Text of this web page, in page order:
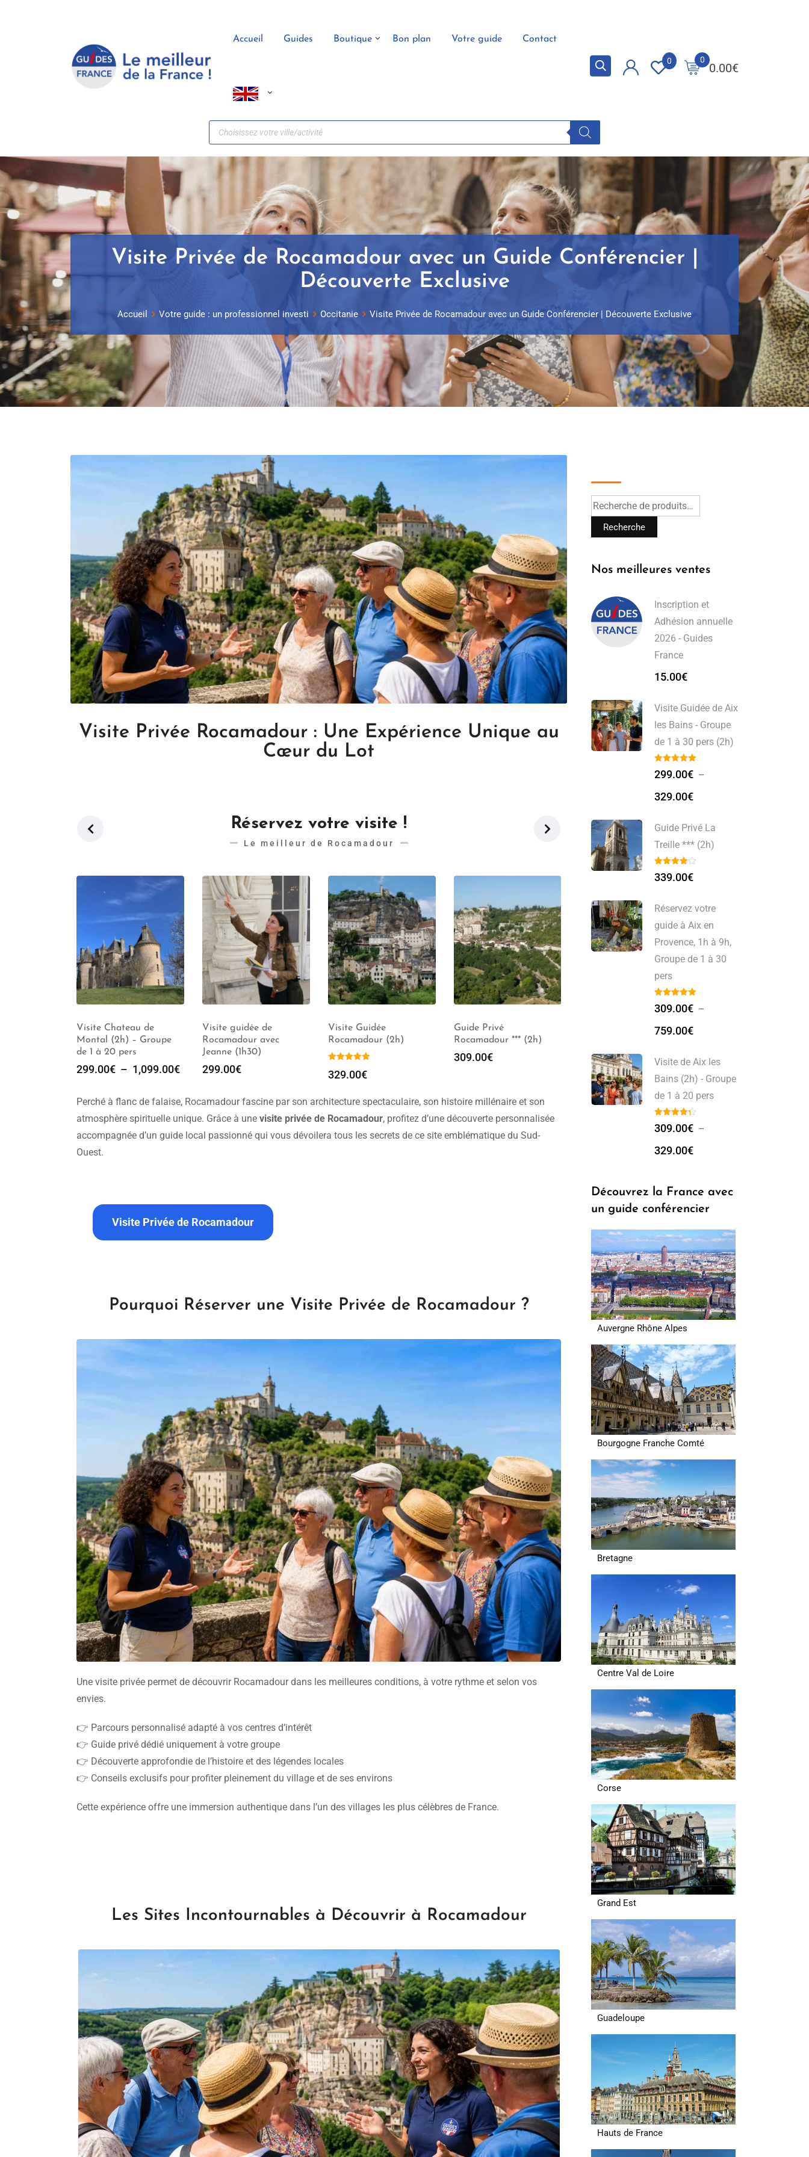
Accueil Guides Boutique Bon plan Votre guide Contact
0.00€
0
0
Visite Privée de Rocamadour avec un Guide Conférencier |
Découverte Exclusive
Accueil Votre guide : un professionnel investi Occitanie Visite Privée de Rocamadour avec un Guide Conférencier | Découverte Exclusive
Visite Privée Rocamadour : Une Expérience Unique au
Cœur du Lot
Réservez votre visite !
Le meilleur de Rocamadour
Visite guidée de
Rocamadour avec
Jeanne (1h30)
299.00€
Visite Guidée
Rocamadour (2h)
329.00€
Guide Privé
Rocamadour *** (2h)
309.00€
Visite de Rocamadour
(2h) – Groupe de 1 à 20
pers
Visite Chateau de
de 1 à 20 pers
299.00€–1,099.00€
Perché à flanc de falaise, Rocamadour fascine par son architecture spectaculaire, son histoire millénaire et son
atmosphère spirituelle unique. Grâce à une visite privée de Rocamadour, profitez d’une découverte personnalisée
accompagnée d’un guide local passionné qui vous dévoilera tous les secrets de ce site emblématique du Sud-
Ouest.
Visite Privée de Rocamadour
Pourquoi Réserver une Visite Privée de Rocamadour ?
Une visite privée permet de découvrir Rocamadour dans les meilleures conditions, à votre rythme et selon vos
envies.
👉 Parcours personnalisé adapté à vos centres d’intérêt
👉 Guide privé dédié uniquement à votre groupe
👉 Découverte approfondie de l’histoire et des légendes locales
👉 Conseils exclusifs pour profiter pleinement du village et de ses environs
Cette expérience offre une immersion authentique dans l’un des villages les plus célèbres de France.
Les Sites Incontournables à Découvrir à Rocamadour
Recherche
Nos meilleures ventes
Inscription et
Adhésion annuelle
2026 - Guides
France
15.00€
Visite Guidée de Aix
les Bains - Groupe
de 1 à 30 pers (2h)
299.00€ –
329.00€
Guide Privé La
Treille *** (2h)
339.00€
Réservez votre
guide à Aix en
Provence, 1h à 9h,
Groupe de 1 à 30
pers
309.00€ –
759.00€
Visite de Aix les
Bains (2h) - Groupe
de 1 à 20 pers
309.00€ –
329.00€
Découvrez la France avec
un guide conférencier
Auvergne Rhône Alpes
Bourgogne Franche Comté
Bretagne
Centre Val de Loire
Corse
Grand Est
Guadeloupe
Hauts de France